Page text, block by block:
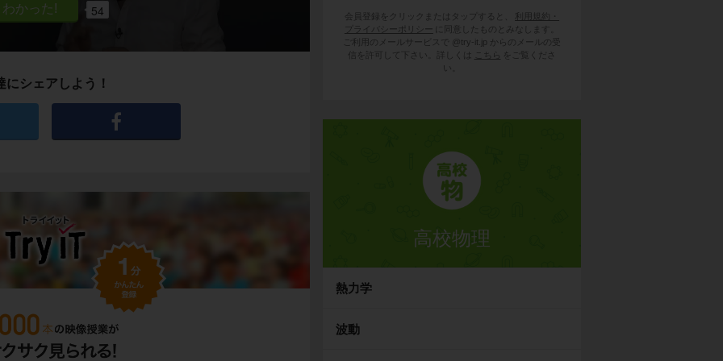
54
にシェアしよう！
会員登録をクリックまたはタップすると、
利用規約・
プライバシーポリシー
に同意したものとみなします。
ご利用のメールサービスで @try-it.jp からのメールの受
信を許可して下さい。詳しくは
こちら
をご覧くださ
い。
高校物理
熱力学
波動